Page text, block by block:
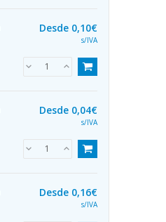
Desde 0,10€
s/IVA
Desde 0,04€
s/IVA
Desde 0,16€
s/IVA